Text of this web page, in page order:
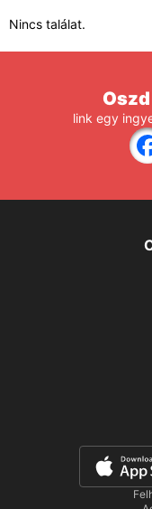
Nincs találat.
link egy